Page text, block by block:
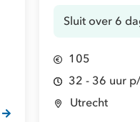
Sluit over 6
105
32 - 36 uur
Utrecht